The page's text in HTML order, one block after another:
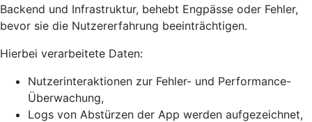
Backend und Infrastruktur, behebt Engpässe oder Fehler,
bevor sie die Nutzererfahrung beeinträchtigen.
Hierbei verarbeitete Daten:
Nutzerinteraktionen zur Fehler- und Performance-
Überwachung,
Logs von Abstürzen der App werden aufgezeichnet,